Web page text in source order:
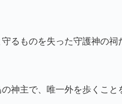
るものを失った守護神の祠
神主で、唯一外を歩くこと